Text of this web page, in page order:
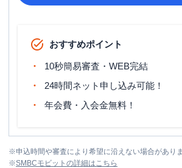
おすすめポイント
10秒簡易審査・WEB完結
24時間ネット申し込み可能！
年会費・入会金無料！
※申込時間や審査により希望に沿えない場合がありま
※SMBCモビット の詳細はこちら